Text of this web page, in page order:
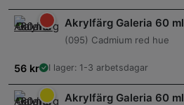
Akrylfärg Galeria 60 ml
(095) Cadmium red hue
56 kr I lager: 1-3 arbetsdagar
Akrylfärg Galeria 60 ml